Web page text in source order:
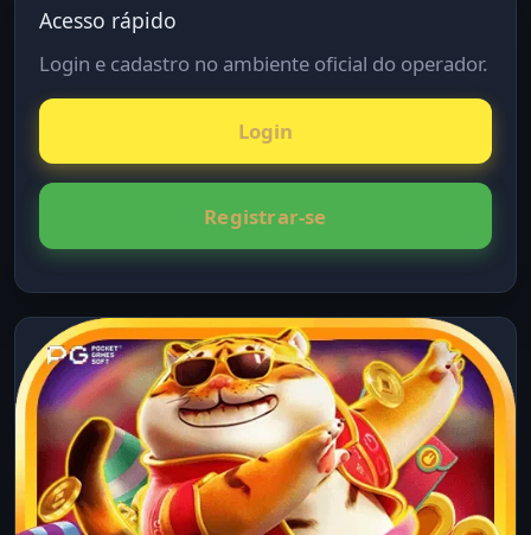
Acesso rápido
Login e cadastro no ambiente oficial do operador.
Login
Registrar-se